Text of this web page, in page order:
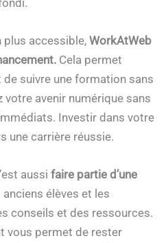
plus accessible, WorkAtWeb
Cela permet
de suivre une formation sans
avenir numérique sans
Investir dans votre
une carrière réussie.
aussi faire partie d’une
anciens élèves et les
conseils et des ressources.
vous permet de rester